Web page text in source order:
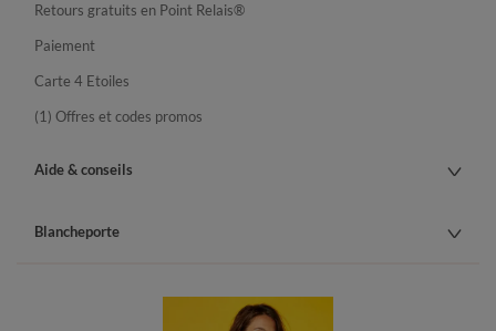
Retours gratuits en Point Relais®
Paiement
Carte 4 Etoiles
(1) Offres et codes promos
Aide & conseils
Blancheporte